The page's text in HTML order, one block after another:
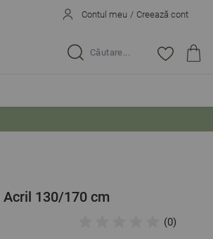
Contul meu / Creează cont
Caută...
Acril 130/170 cm
(0)